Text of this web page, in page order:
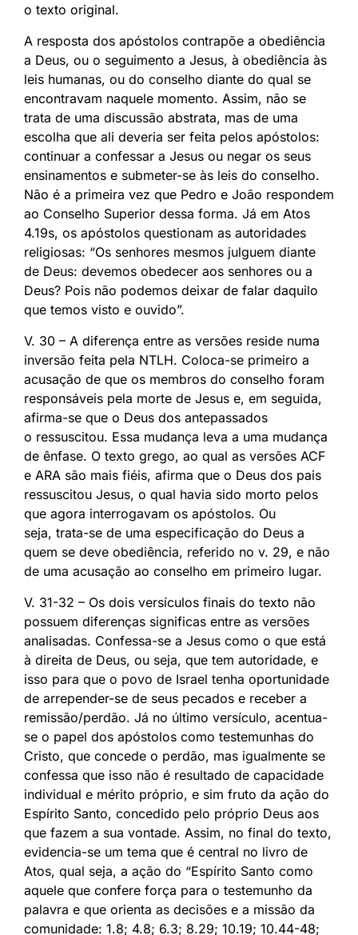
o texto original.
A resposta dos apóstolos contrapõe a obediência
a Deus, ou o seguimento a Jesus, à obediência às
leis humanas, ou do conselho diante do qual se
encontravam naquele momento. Assim, não se
trata de uma discussão abstrata, mas de uma
escolha que ali deveria ser feita pelos apóstolos:
continuar a confessar a Jesus ou negar os seus
ensinamentos e submeter-se às leis do conselho.
Não é a primeira vez que Pedro e João respondem
ao Conselho Superior dessa forma. Já em Atos
4.19s, os apóstolos questionam as autoridades
religiosas: “Os senhores mesmos julguem diante
de Deus: devemos obedecer aos senhores ou a
Deus? Pois não podemos deixar de falar daquilo
que temos visto e ouvido”.
V. 30 – A diferença entre as versões reside numa
inversão feita pela NTLH. Coloca-se primeiro a
acusação de que os membros do conselho foram
responsáveis pela morte de Jesus e, em seguida,
afirma-se que o Deus dos antepassados
o ressuscitou. Essa mudança leva a uma mudança
de ênfase. O texto grego, ao qual as versões ACF
e ARA são mais fiéis, afirma que o Deus dos pais
ressuscitou Jesus, o qual havia sido morto pelos
que agora interrogavam os apóstolos. Ou
seja, trata-se de uma especificação do Deus a
quem se deve obediência, referido no v. 29, e não
de uma acusação ao conselho em primeiro lugar.
V. 31-32 – Os dois versículos finais do texto não
possuem diferenças significas entre as versões
analisadas. Confessa-se a Jesus como o que está
à direita de Deus, ou seja, que tem autoridade, e
isso para que o povo de Israel tenha oportunidade
de arrepender-se de seus pecados e receber a
remissão/perdão. Já no último versículo, acentua-
se o papel dos apóstolos como testemunhas do
Cristo, que concede o perdão, mas igualmente se
confessa que isso não é resultado de capacidade
individual e mérito próprio, e sim fruto da ação do
Espírito Santo, concedido pelo próprio Deus aos
que fazem a sua vontade. Assim, no final do texto,
evidencia-se um tema que é central no livro de
Atos, qual seja, a ação do “Espírito Santo como
aquele que confere força para o testemunho da
palavra e que orienta as decisões e a missão da
comunidade: 1.8; 4.8; 6.3; 8.29; 10.19; 10.44-48;